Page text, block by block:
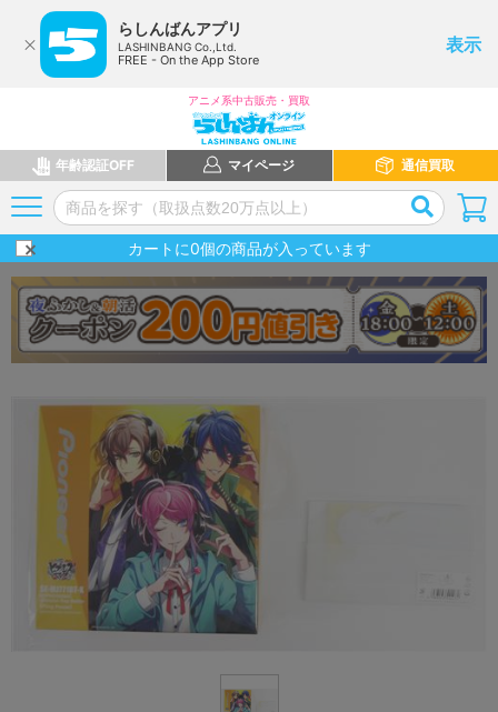
らしんばんアプリ
LASHINBANG Co.,Ltd.
FREE - On the App Store
表示
アニメ系中古販売・買取
年齢認証OFF マイページ 通信買取
カートに0個の商品が入っています